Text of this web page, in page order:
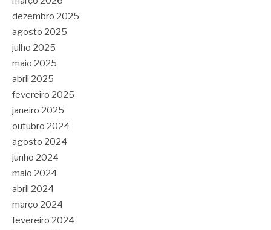
dezembro 2025
agosto 2025
julho 2025
maio 2025
abril 2025
fevereiro 2025
janeiro 2025
outubro 2024
agosto 2024
junho 2024
maio 2024
abril 2024
março 2024
fevereiro 2024